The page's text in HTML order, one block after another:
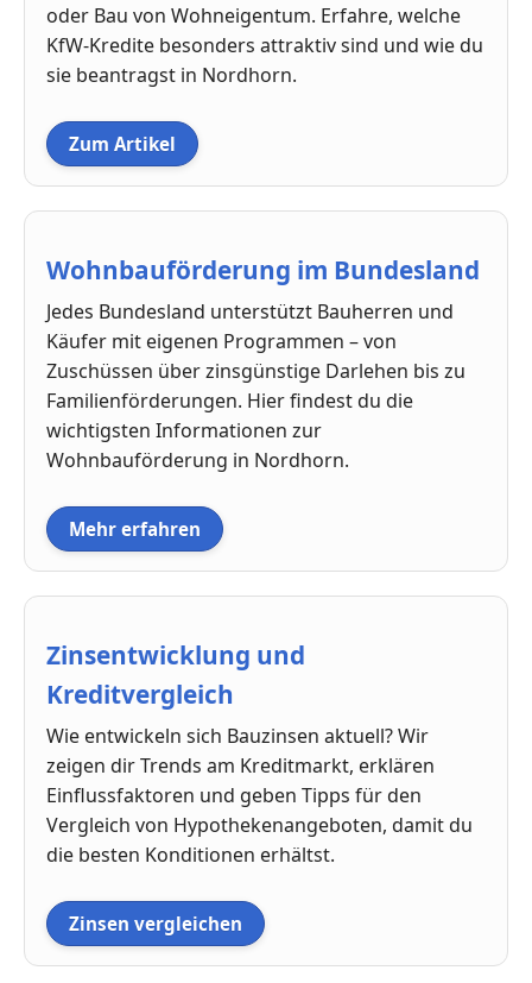
oder Bau von Wohneigentum. Erfahre, welche
KfW-Kredite besonders attraktiv sind und wie du
sie beantragst in Nordhorn.
Zum Artikel
Wohnbauförderung im Bundesland
Jedes Bundesland unterstützt Bauherren und
Käufer mit eigenen Programmen – von
Zuschüssen über zinsgünstige Darlehen bis zu
Familienförderungen. Hier findest du die
wichtigsten Informationen zur
Wohnbauförderung in Nordhorn.
Mehr erfahren
Zinsentwicklung und
Kreditvergleich
Wie entwickeln sich Bauzinsen aktuell? Wir
zeigen dir Trends am Kreditmarkt, erklären
Einflussfaktoren und geben Tipps für den
Vergleich von Hypothekenangeboten, damit du
die besten Konditionen erhältst.
Zinsen vergleichen